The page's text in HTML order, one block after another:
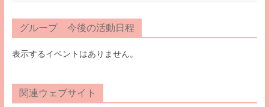
グループ 今後の活動日程
表示するイベントはありません。
関連ウェブサイト